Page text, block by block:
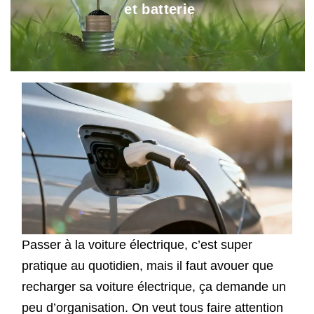
et batterie
Passer à la voiture électrique, c’est super
pratique au quotidien, mais il faut avouer que
recharger sa voiture électrique, ça demande un
peu d’organisation. On veut tous faire attention